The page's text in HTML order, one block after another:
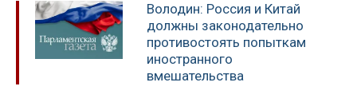
Володин: Россия и Китай
должны законодательно
противостоять попыткам
иностранного
вмешательства